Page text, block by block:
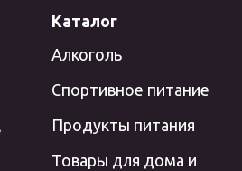
Каталог
Алкоголь
Спортивное питание
Продукты питания
Товары для дома и